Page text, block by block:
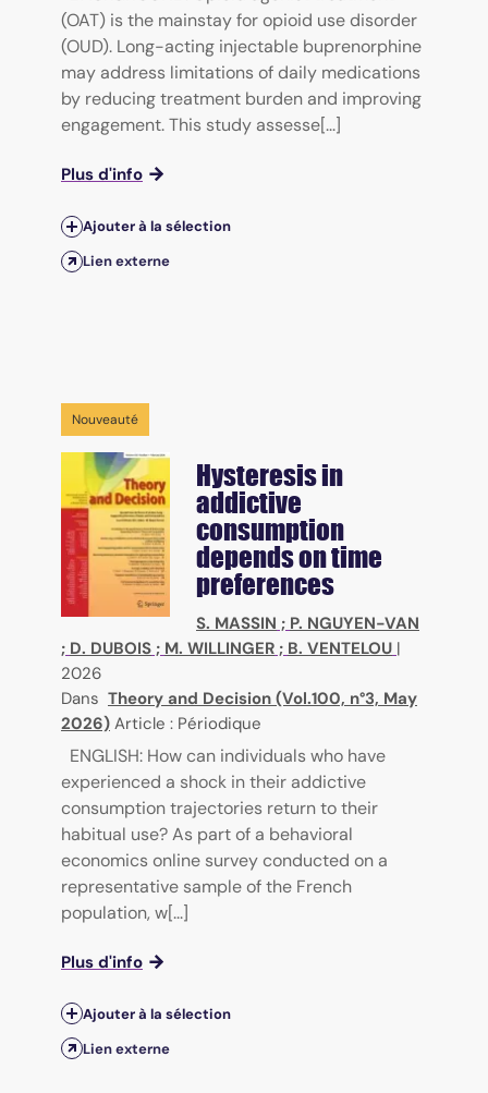
(OAT) is the mainstay for opioid use disorder
(OUD). Long-acting injectable buprenorphine
may address limitations of daily medications
by reducing treatment burden and improving
engagement. This study assesse[...]
Plus d'info
Ajouter à la sélection
Lien externe
Nouveauté
Hysteresis in
addictive
consumption
depends on time
preferences
S. MASSIN ; P. NGUYEN-VAN
; D. DUBOIS ; M. WILLINGER ; B. VENTELOU |
2026
Dans Theory and Decision (Vol.100, n°3, May
2026) Article : Périodique
ENGLISH: How can individuals who have
experienced a shock in their addictive
consumption trajectories return to their
habitual use? As part of a behavioral
economics online survey conducted on a
representative sample of the French
population, w[...]
Plus d'info
Ajouter à la sélection
Lien externe